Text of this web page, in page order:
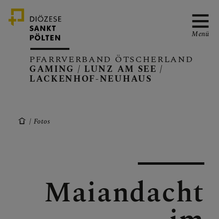
LUNZ/SEE
PFARRVERBAND ÖTSCHERLAND
GAMING / LUNZ AM SEE /
LACKENHOF-NEUHAUS
Menü
Fotos
Maiandacht